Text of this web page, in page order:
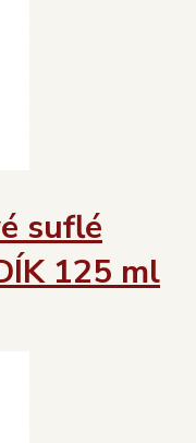
suflé
125 ml